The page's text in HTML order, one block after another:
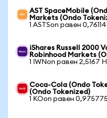
AST SpaceMobile
Markets (Ondo
1 ASTSon равен
iShares Russell 2000
Robinhood Markets
1 IWNon равен 2,5167
Coca-Cola (Ondo
(Ondo Tokenized)
1 KOon равен